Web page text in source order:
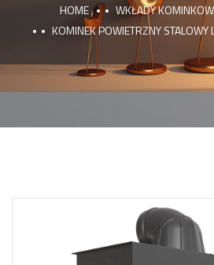
HOME WKŁADY
KOMINEK POWIETRZNY